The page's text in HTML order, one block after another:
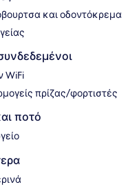
και οδοντόκρεμα
WiFi
πρίζας/φορτιστές
ποτό